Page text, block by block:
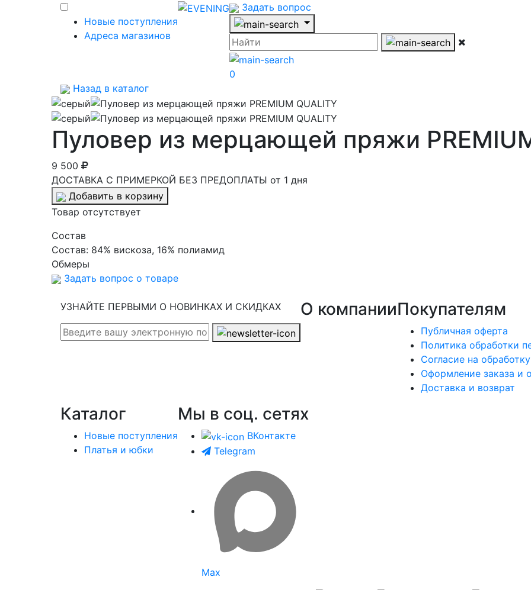
Новые поступления
Адреса магазинов
Задать вопрос
0
Назад в каталог
Пуловер из мерцающей пряжи
9 500
ДОСТАВКА С ПРИМЕРКОЙ БЕЗ ПРЕДОПЛАТЫ от 1 дня
Добавить в корзину
Товар отсутствует
Cостав
Состав: 84% вискоза, 16% полиамид
Обмеры
Задать вопрос о товаре
УЗНАЙТЕ ПЕРВЫМИ О НОВИНКАХ И СКИДКАХ О компанииПокупателям
Публичная оферта
Политика обработки
Согласие на
Оформление заказа и
Доставка и возврат
Каталог
Новые поступления
Платья и юбки
Мы в соц. сетях
ВКонтакте
Telegram
Max